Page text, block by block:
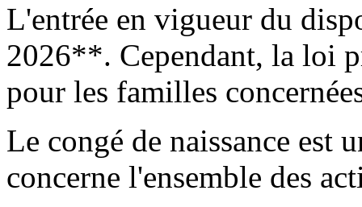
L'entrée en vigueur du
2026**. Cependant, la loi
pour les familles
Le congé de naissance est
concerne l'ensemble des